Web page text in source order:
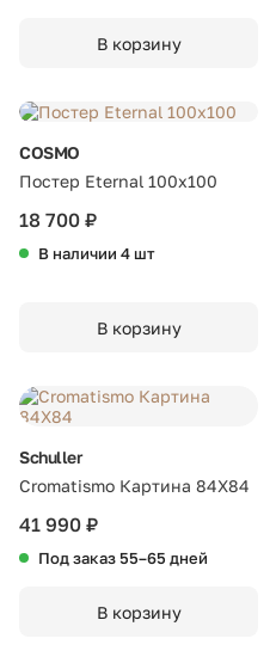
В корзину
COSMO
Постер Eternal 100х100
18 700 ₽
В наличии 4 шт
В корзину
Schuller
Cromatismo Картина 84X84
41 990 ₽
Под заказ 55–65 дней
В корзину